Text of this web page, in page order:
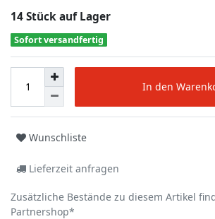
14 Stück auf Lager
Sofort versandfertig
In den
Wunschliste
Lieferzeit anfragen
Zusätzliche Bestände zu diesem Artikel
Partnershop*